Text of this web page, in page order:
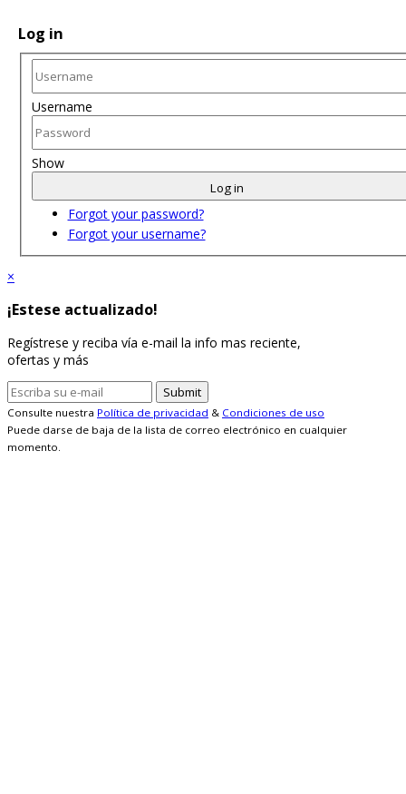
Log in
Username
Show
Log in
Forgot your password?
Forgot your username?
×
¡Estese actualizado!
Regístrese y reciba vía e-mail la info mas reciente,
ofertas y más
Consulte nuestra Política de privacidad & Condiciones de uso
Puede darse de baja de la lista de correo electrónico en cualquier
momento.